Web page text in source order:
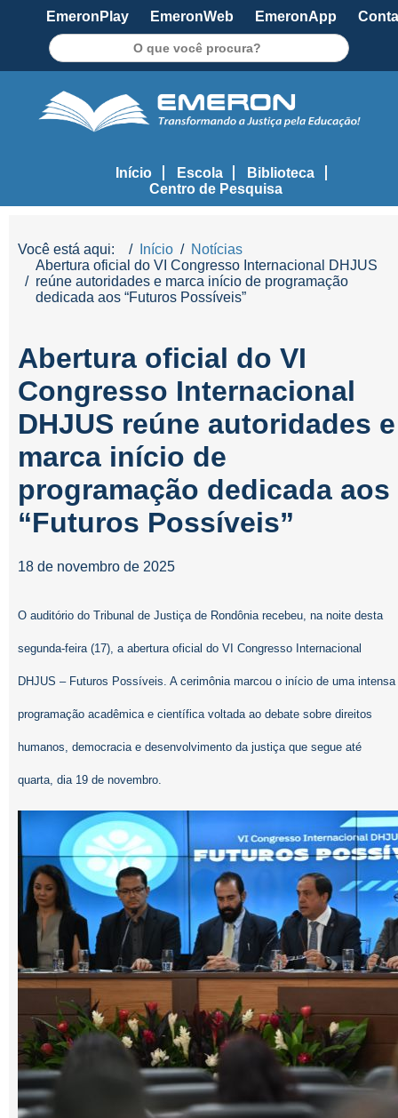
EmeronPlay EmeronWeb EmeronApp
Início Escola
Biblioteca
Centro de Pesquisa
Você está aqui: Início
Notícias
Abertura oficial do VI Congresso Internacional DHJUS
reúne autoridades e marca início de programação
dedicada aos “Futuros Possíveis”
Abertura oficial do VI
Congresso Internacional
DHJUS reúne autoridades e
marca início de
programação dedicada aos
“Futuros Possíveis”
18 de novembro de 2025
O auditório do Tribunal de Justiça de Rondônia recebeu, na noite desta
segunda-feira (17), a abertura oficial do VI Congresso Internacional
DHJUS – Futuros Possíveis. A cerimônia marcou o início de uma intensa
programação acadêmica e científica voltada ao debate sobre direitos
humanos, democracia e desenvolvimento da justiça que segue até
quarta, dia 19 de novembro.